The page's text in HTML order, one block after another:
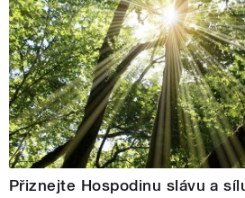
Přiznejte Hospodinu slávu a